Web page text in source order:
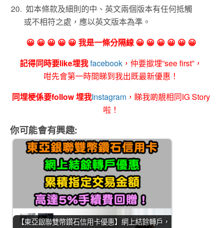
如本條款及細則的中、英文兩個版本有任何抵觸
或不相符之處，應以英文版本為準。
😀 😀 😀 😀 😀 我是一條分隔線 😀 😀 😀 😀 😀 😀
記得同時要like埋我facebook ，仲要撳埋”see first”，
咁先會第一時間睇到我出既最新優惠！
同埋梗係要follow 埋我Instagram ，睇我啲靚相同IG Story
啦！
你可能會有興趣:
【東亞銀聯雙幣鑽石信用卡優惠】網上結餘轉戶，